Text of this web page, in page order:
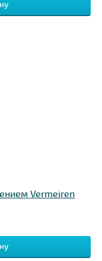
Vermeiren